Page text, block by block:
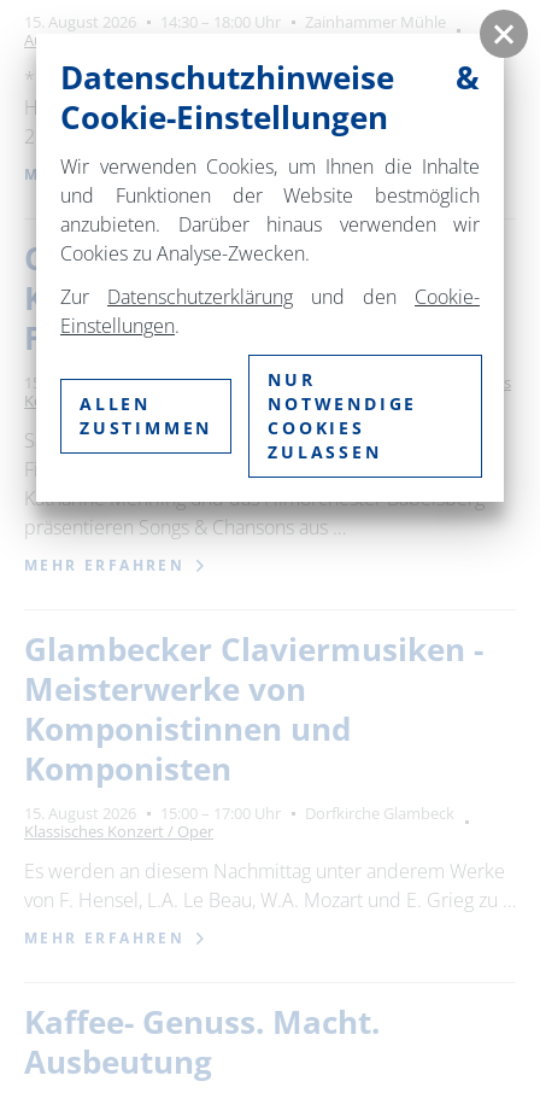
15. August 2026 14:30 – 18:00 Uhr
Zainhammer Mühle
Ausstellung
**Künstlerinnen** : Rosi Luczus, Carmen Kunert, Jutta
Hebestreit, Janin Pangsy, Ines Frank **Vernissage** :
25.07.2026 14:30 Uhr In dieser Ausstellung …
MEHR ERFAHREN
Choriner Musiksommer -
Katharine Mehrling und das
Filmorchester Babelsberg
15. August 2026 15:00 – 17:00 Uhr Kloster Chorin
Klassisches
Konzert / Oper
Samstag, 15.08.2026 **Katharine Mehrling und das
Filmorchester Babelsberg** Ausnahmekünstlerin
Katharine Mehrling und das Filmorchester Babelsberg
präsentieren Songs & Chansons aus …
MEHR ERFAHREN
Glambecker Claviermusiken -
Meisterwerke von
Komponistinnen und
Komponisten
15. August 2026 15:00 – 17:00 Uhr
Dorfkirche Glambeck
Klassisches Konzert / Oper
Es werden an diesem Nachmittag unter anderem Werke
von F. Hensel, L.A. Le Beau, W.A. Mozart und E. Grieg zu …
MEHR ERFAHREN
Kaffee- Genuss. Macht.
Ausbeutung
Datenschutzhinweise &
Cookie-Einstellungen
Wir verwenden Cookies, um Ihnen die Inhalte
und Funktionen der Website bestmöglich
anzubieten. Darüber hinaus verwenden wir
Cookies zu Analyse-Zwecken.
Zur Datenschutzerklärung und den Cookie-
Einstellungen.
ALLEN
ZUSTIMMEN
NUR
NOTWENDIGE
COOKIES
ZULASSEN